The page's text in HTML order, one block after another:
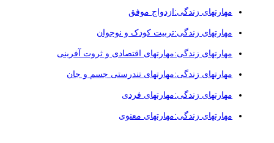
مهارتهای زندگی:ازدواج موفق
مهارتهای زندگی:تربیت کودک و نوجوان
مهارتهای زندگی:مهارتهای اقتصادی و ثروت آفرینی
مهارتهای زندگی:مهارتهای تندرستی جسم و جان
مهارتهای زندگی:مهارتهای فردی
مهارتهای زندگی:مهارتهای معنوی